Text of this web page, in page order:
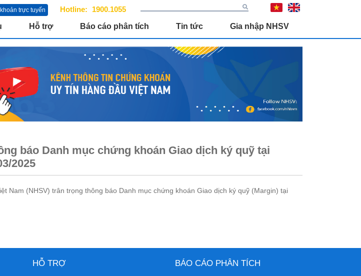
trực tuyến Hotline:
1900.1055
Hỗ trợ Báo cáo phân tích Tin tức Gia nhập NHSV
báo Danh mục chứng khoán Giao dịch ký quỹ tại
2025
Nam (NHSV) trân trọng thông báo Danh mục chứng khoán Giao dịch ký quỹ (Margin) tại
HỖ TRỢ BÁO CÁO PHÂN TÍCH